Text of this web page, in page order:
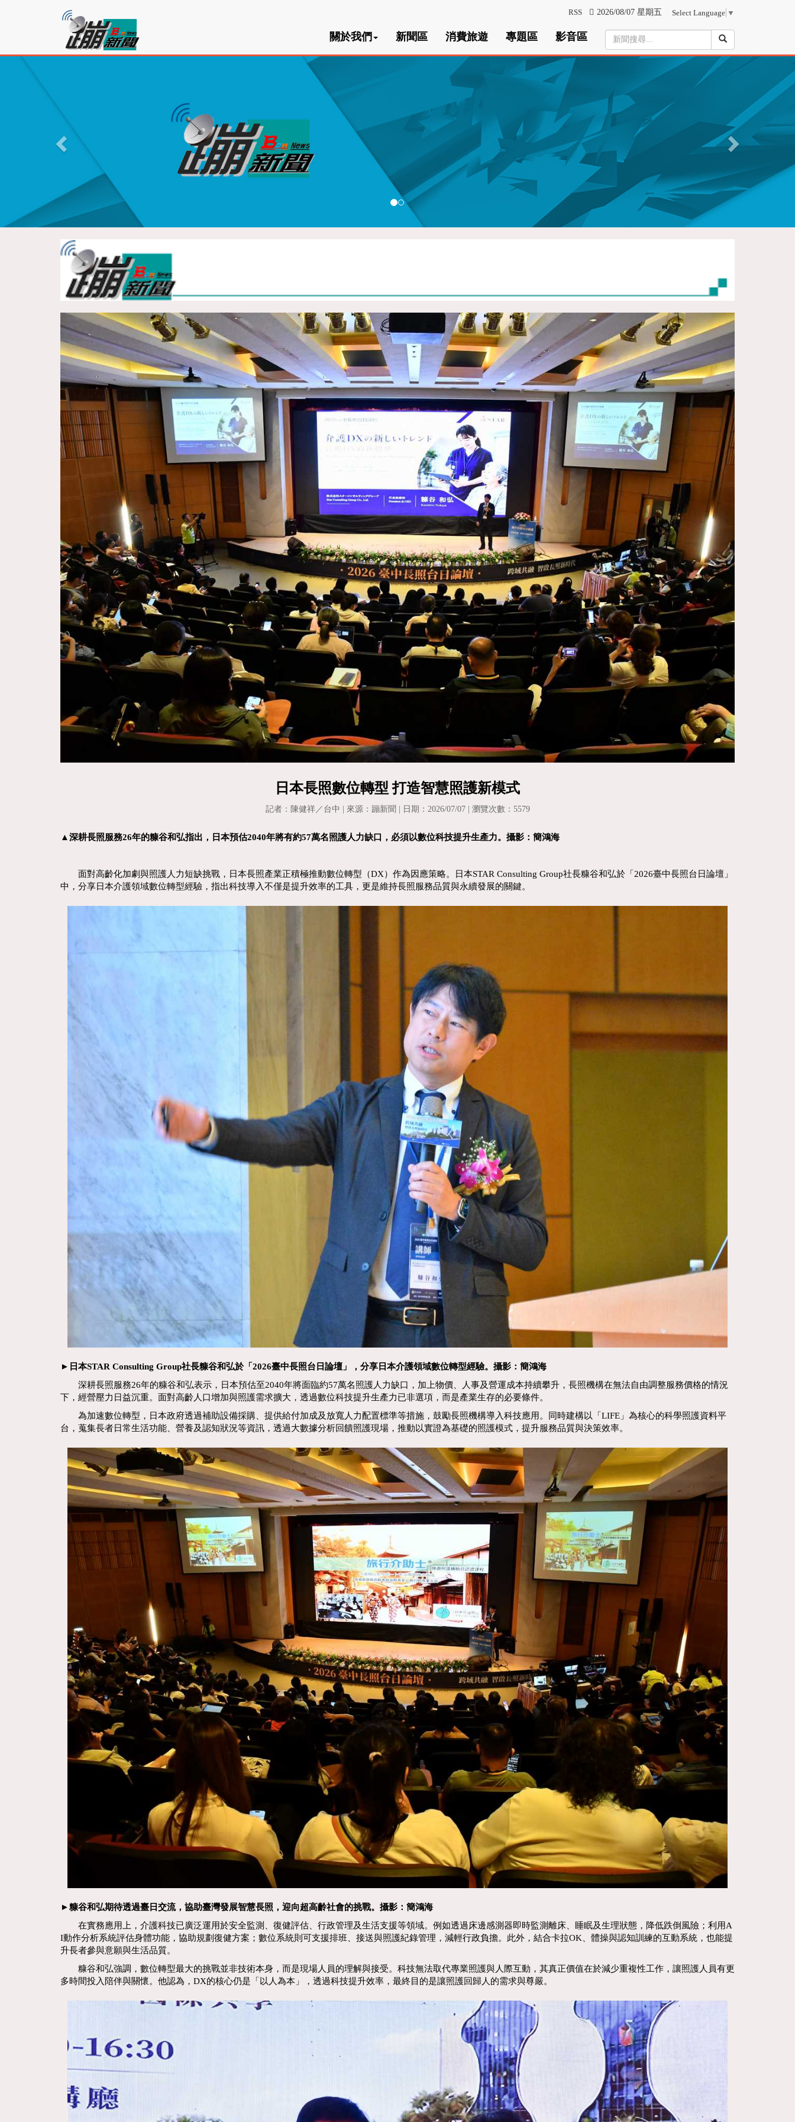
蹦
新
聞
RSS 2026/08/07 星期五 Select Language ▼
關於我們 新聞區 消費旅遊 專題區 影音區
v
o
日本長照數位轉型 打造智慧照護新模式
記者：陳健祥／台中 | 來源：蹦新聞 | 日期：2026/07/07 | 瀏覽次數：5579
▲深耕長照服務26年的糠谷和弘指出，日本預估2040年將有約57萬名照護人力缺口，必須以數位科技提升生產力。攝影：簡鴻海
面對高齡化加劇與照護人力短缺挑戰，日本長照產業正積極推動數位轉型（DX）作為因應策略。日本STAR Consulting Group社長糠谷和弘於「2026臺中長照台日論壇」
中，分享日本介護領域數位轉型經驗，指出科技導入不僅是提升效率的工具，更是維持長照服務品質與永續發展的關鍵。
►日本STAR Consulting Group社長糠谷和弘於「2026臺中長照台日論壇」，分享日本介護領域數位轉型經驗。攝影：簡鴻海
深耕長照服務26年的糠谷和弘表示，日本預估至2040年將面臨約57萬名照護人力缺口，加上物價、人事及營運成本持續攀升，長照機構在無法自由調整服務價格的情況
下，經營壓力日益沉重。面對高齡人口增加與照護需求擴大，透過數位科技提升生產力已非選項，而是產業生存的必要條件。
為加速數位轉型，日本政府透過補助設備採購、提供給付加成及放寬人力配置標準等措施，鼓勵長照機構導入科技應用。同時建構以「LIFE」為核心的科學照護資料平
台，蒐集長者日常生活功能、營養及認知狀況等資訊，透過大數據分析回饋照護現場，推動以實證為基礎的照護模式，提升服務品質與決策效率。
►糠谷和弘期待透過臺日交流，協助臺灣發展智慧長照，迎向超高齡社會的挑戰。攝影：簡鴻海
在實務應用上，介護科技已廣泛運用於安全監測、復健評估、行政管理及生活支援等領域。例如透過床邊感測器即時監測離床、睡眠及生理狀態，降低跌倒風險；利用A
I動作分析系統評估身體功能，協助規劃復健方案；數位系統則可支援排班、接送與照護紀錄管理，減輕行政負擔。此外，結合卡拉OK、體操與認知訓練的互動系統，也能提
升長者參與意願與生活品質。
糠谷和弘強調，數位轉型最大的挑戰並非技術本身，而是現場人員的理解與接受。科技無法取代專業照護與人際互動，其真正價值在於減少重複性工作，讓照護人員有更
多時間投入陪伴與關懷。他認為，DX的核心仍是「以人為本」，透過科技提升效率，最終目的是讓照護回歸人的需求與尊嚴。